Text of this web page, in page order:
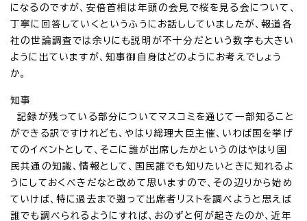
になるのですが、安倍首相は年頭の会見で桜を見る会について、
丁寧に回答していくというふうにお話ししていましたが、報道各
社の世論調査では余りにも説明が不十分だという数字も大きい
ように出ていますが、知事御自身はどのようにお考えでしょう
か。
知事
記録が残っている部分についてマスコミを通じて一部知ること
ができる訳ですけれども、やはり総理大臣主催、いわば国を挙げ
てのイベントとして、そこに誰が出席したかというのはやはり国
民共通の知識、情報として、国民誰でも知りたいときに知れるよ
うにしておくべきだなと改めて思いますので、その辺りから始め
ていけば、特に過去まで遡って出席者リストを調べようと思えば
誰でも調べられるようにすれば、おのずと何が起きたのか、近年